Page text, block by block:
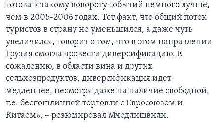
готова к такому повороту событий немного лучше,
чем в 2005-2006 годах. Тот факт, что общий поток
туристов в страну не уменьшился, а даже чуть
увеличился, говорит о том, что в этом направлении
Грузия смогла провести диверсификацию. К
сожалению, в области вина и других
сельхозпродуктов, диверсификация идет
медленнее, несмотря даже на наличие свободной,
т.е. беспошлинной торговли с Евросоюзом и
Китаем», – резюмировал Мчедлишвили.